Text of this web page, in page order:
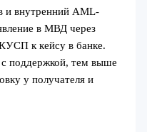
и внутренний AML-
в МВД через
к кейсу в банке.
поддержкой, тем выше
у получателя и